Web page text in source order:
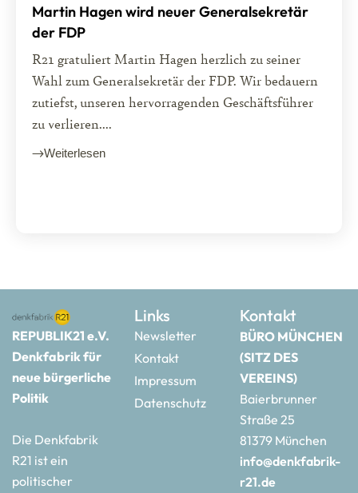
Martin Hagen wird neuer Generalsekretär
der FDP
R21 gratuliert Martin Hagen herzlich zu seiner
Wahl zum Generalsekretär der FDP. Wir bedauern
zutiefst, unseren hervorragenden Geschäftsführer
zu verlieren....
Weiterlesen
REPUBLIK21 e.V.
Denkfabrik für
neue bürgerliche
Politik
Die Denkfabrik
R21 ist ein
politischer
Links
Newsletter
Kontakt
Impressum
Datenschutz
Kontakt
BÜRO MÜNCHEN
(SITZ DES
VEREINS)
Baierbrunner
Straße 25
81379 München
info@denkfabrik-
r21.de